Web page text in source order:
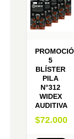
5
BLÍSTER
PILA
N°312
WIDEX
AUDITIVA
$72.000